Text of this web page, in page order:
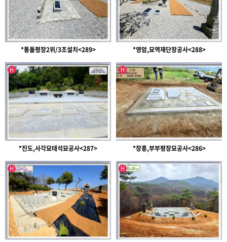
*통돌평장2위/3조설치<289> *영암,묘역재단장공사<288>
H
인기글
*진도,사각묘테석묘공사<287>
H
인기글
*장흥,부부평장묘공사<286>
H
인기글
H
인기글